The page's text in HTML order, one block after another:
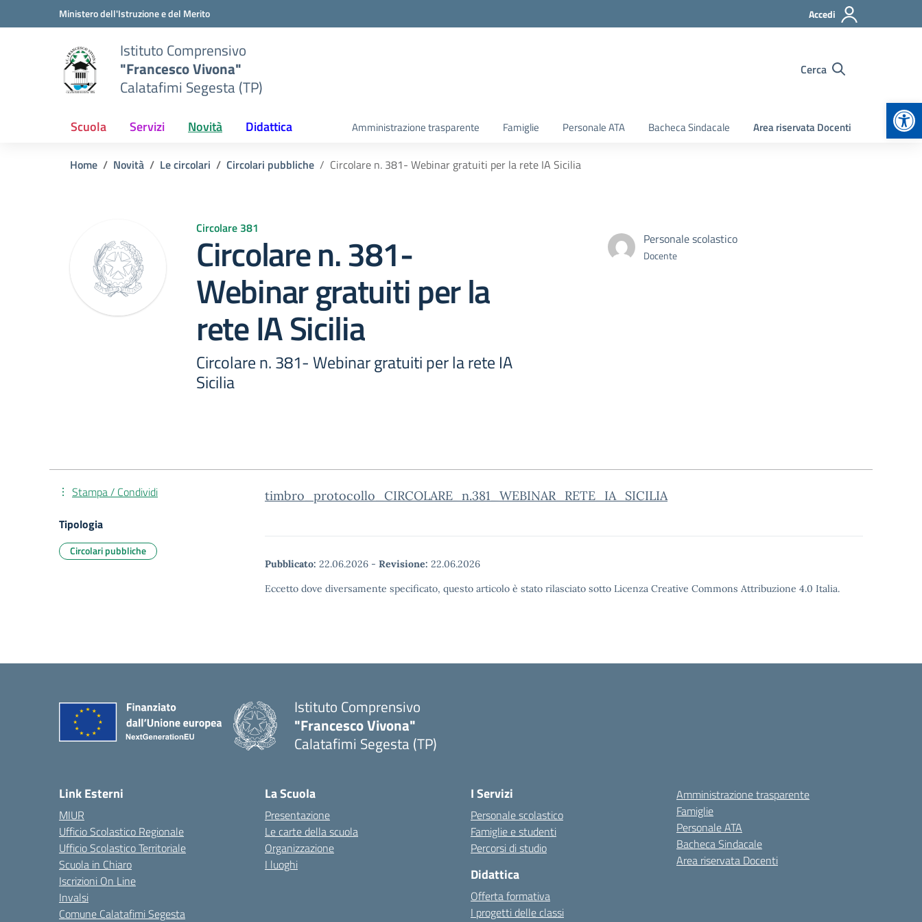
Vai ai contenuti
Vai al menu di navigazioneMinistero dell'Istruzione e del Merito Accedi
Istituto Comprensivo
"Francesco Vivona"
Calatafimi Segesta (TP)
Cerca
Scuola Servizi Novità Didattica Amministrazione trasparente Famiglie Personale ATA Bacheca Sindacale Area riservata Docenti
Home Novità Le circolari Circolari pubbliche Circolare n. 381- Webinar gratuiti per la rete IA Sicilia
Circolare 381
Circolare n. 381-
Webinar gratuiti per la
rete IA Sicilia
Circolare n. 381- Webinar gratuiti per la rete IA
Sicilia
Personale scolastico
Docente
timbro_protocollo_CIRCOLARE_n.381_WEBINAR_RETE_IA_SICILIA
Pubblicato: 22.06.2026 - Revisione: 22.06.2026
Eccetto dove diversamente specificato, questo articolo è stato rilasciato sotto Licenza Creative Commons Attribuzione 4.0 Italia.
Stampa / Condividi
Tipologia
Circolari pubbliche
Istituto Comprensivo
"Francesco Vivona"
Calatafimi Segesta (TP)
Link Esterni
MIUR
Ufficio Scolastico Regionale
Ufficio Scolastico Territoriale
Scuola in Chiaro
Iscrizioni On Line
Invalsi
Comune Calatafimi Segesta
La Scuola
Presentazione
Le carte della scuola
Organizzazione
I luoghi
I Servizi
Personale scolastico
Famiglie e studenti
Percorsi di studio
Didattica
Offerta formativa
I progetti delle classi
Amministrazione trasparente
Famiglie
Personale ATA
Bacheca Sindacale
Area riservata Docenti